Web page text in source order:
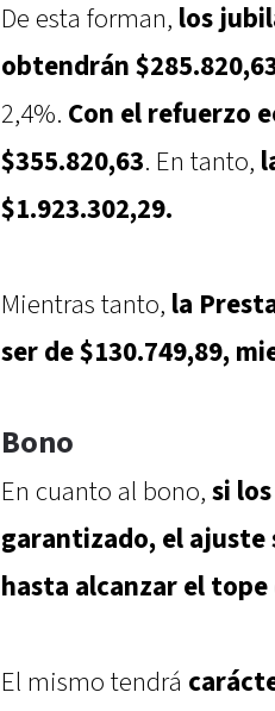
De esta forman, los
obtendrán
2,4%. Con el refuerzo
$355.820,63. En tanto,
$1.923.302,29.
Mientras tanto, la
ser de $130.749,89,
Bono
En cuanto al bono, si
garantizado, el ajuste
hasta alcanzar el
El mismo tendrá